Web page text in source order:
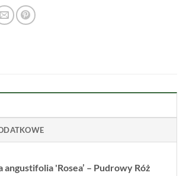
angustifolia 'Rosea’ – Pudrowy Róż